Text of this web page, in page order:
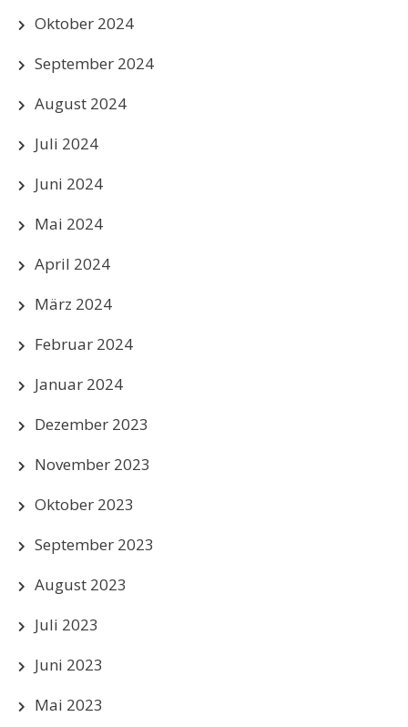
Oktober 2024
September 2024
August 2024
Juli 2024
Juni 2024
Mai 2024
April 2024
März 2024
Februar 2024
Januar 2024
Dezember 2023
November 2023
Oktober 2023
September 2023
August 2023
Juli 2023
Juni 2023
Mai 2023